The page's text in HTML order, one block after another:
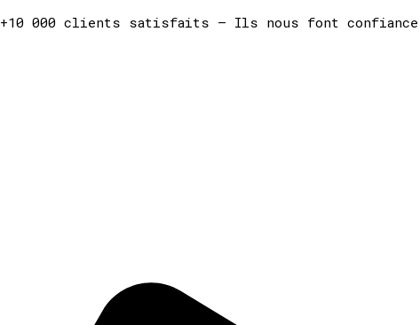
+10 000 clients satisfaits — Ils nous font confiance